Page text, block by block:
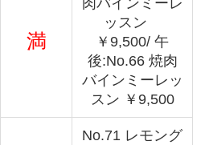
満
ッスン
￥9,500/ 午
後:No.66 焼肉
バインミーレッ
スン ￥9,500
No.71 レモング